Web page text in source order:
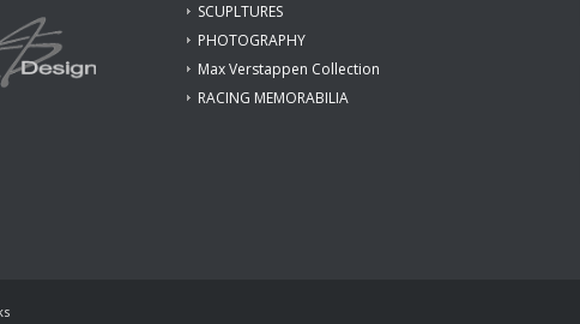
SCUPLTURES
PHOTOGRAPHY
Max Verstappen Collection
RACING MEMORABILIA